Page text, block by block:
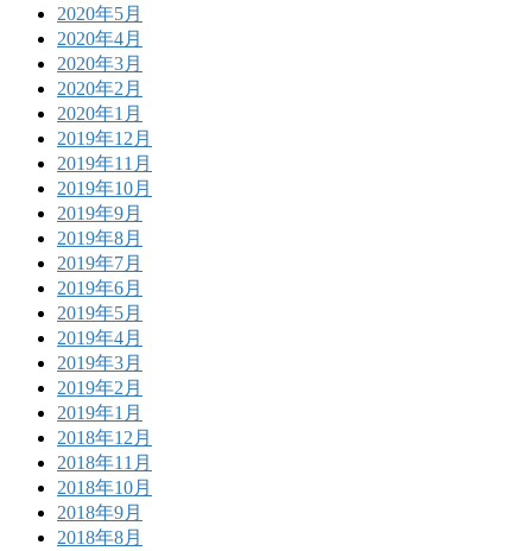
2020年5月
2020年4月
2020年3月
2020年2月
2020年1月
2019年12月
2019年11月
2019年10月
2019年9月
2019年8月
2019年7月
2019年6月
2019年5月
2019年4月
2019年3月
2019年2月
2019年1月
2018年12月
2018年11月
2018年10月
2018年9月
2018年8月